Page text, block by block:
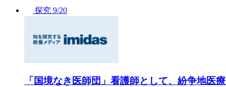
探究 9/20
「国境なき医師団」看護師として、紛争地医